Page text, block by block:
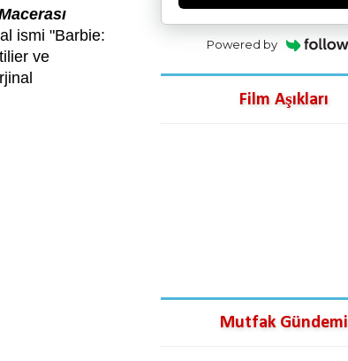
ismi "Barbie:
ve
Powered by
Film Aşıkları
Mutfak Gündemi